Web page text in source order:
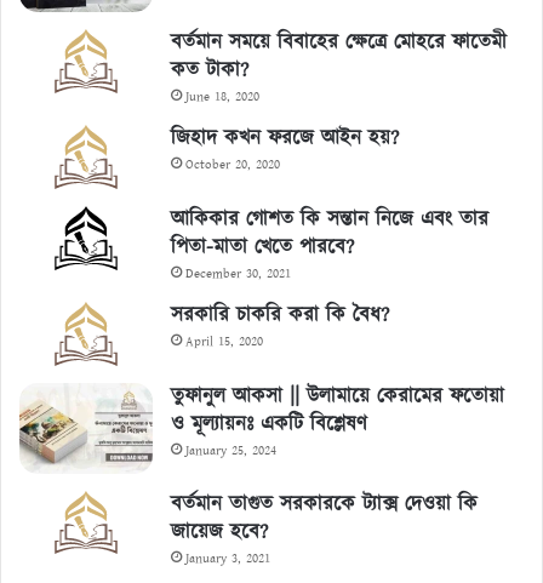
বর্তমান সময়ে বিবাহের ক্ষেত্রে মোহরে ফাতেমী
কত টাকা?
June 18, 2020
জিহাদ কখন ফরজে আইন হয়?
October 20, 2020
আকিকার গোশত কি সন্তান নিজে এবং তার
পিতা-মাতা খেতে পারবে?
December 30, 2021
সরকারি চাকরি করা কি বৈধ?
April 15, 2020
তুফানুল আকসা || উলামায়ে কেরামের ফতোয়া
ও মূল্যায়নঃ একটি বিশ্লেষণ
January 25, 2024
বর্তমান তাগুত সরকারকে ট্যাক্স দেওয়া কি
জায়েজ হবে?
January 3, 2021